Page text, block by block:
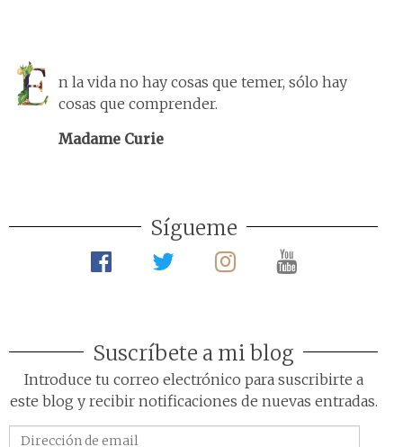
n la vida no hay cosas que temer, sólo hay
cosas que comprender.
Madame Curie
Sígueme
Suscríbete a mi blog
Introduce tu correo electrónico para suscribirte a
este blog y recibir notificaciones de nuevas entradas.